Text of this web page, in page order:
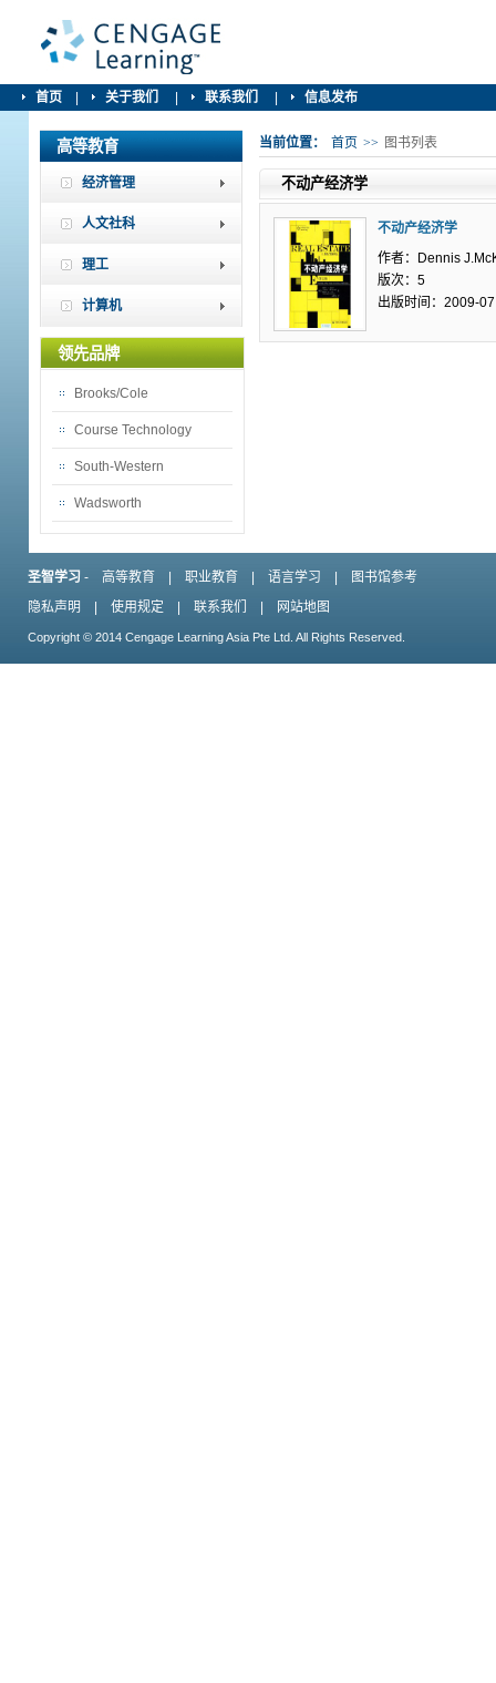
首页 关于我们 联系我们 信息发布
高等教育
经济管理
人文社科
理工
计算机
领先品牌
Brooks/Cole
Course Technology
South-Western
Wadsworth
当前位置： 首页 >> 图书列表
不动产经济学
不动产经济学
作者：Dennis
版次：5
出版时间：2009-07
圣智学习 - 高等教育 职业教育 语言学习
图书馆参考
隐私声明
使用规定 联系我们 网站地图
Copyright © 2014 Cengage Learning Asia Pte Ltd. All Rights Reserved.